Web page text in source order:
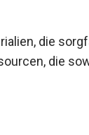
die
die